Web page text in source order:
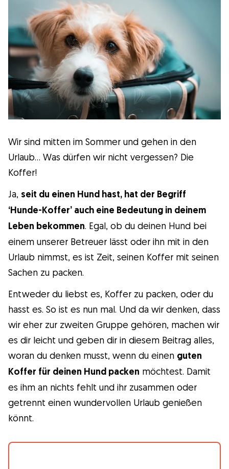
Wissenswert
Kuriositäten
Gesundheit
Erziehung
Hunderassen
Was ist Gudog?
Gudog ist der einfachste Weg, den
perfekten Hundesitter zu finden und zu
buchen. Tausende von liebevollen Sittern
sind bereit, sich um deinen Hund wie ein
Familienmitglied zu kümmern! Tierärztliche
Versorgung und Kostenlose Stornierung bei
jeder Buchung.
Entdecke Gudog
Wir sind mitten im Sommer und gehen in den
Urlaub… Was dürfen wir nicht vergessen? Die
Koffer!
Ja, seit du einen Hund hast, hat der Begriff
‘Hunde-Koffer’ auch eine Bedeutung in deinem
Leben bekommen. Egal, ob du deinen Hund bei
einem unserer Betreuer lässt oder ihn mit in den
Urlaub nimmst, es ist Zeit, seinen Koffer mit seinen
Sachen zu packen.
Entweder du liebst es, Koffer zu packen, oder du
hasst es. So ist es nun mal. Und da wir denken, dass
wir eher zur zweiten Gruppe gehören, machen wir
es dir leicht und geben dir in diesem Beitrag alles,
woran du denken musst, wenn du einen guten
Koffer für deinen Hund packen möchtest. Damit
es ihm an nichts fehlt und ihr zusammen oder
getrennt einen wundervollen Urlaub genießen
könnt.